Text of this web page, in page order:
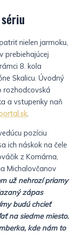
nielen jarmoku,
prebiehajúcej
8. kola
Skalicu. Úvodný
rozhodcovská
a vstupenky naň
.
pozíciu
ich náskok na čele
z Komárna,
Michalovčanov
už nehrozí priamy
zápas
budú chcieť
na siedme miesto.
kde nám to